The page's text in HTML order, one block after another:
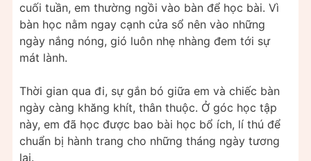
cuối tuần, em thường ngồi vào bàn để học bài. Vì
bàn học nằm ngay cạnh cửa sổ nên vào những
ngày nắng nóng, gió luôn nhẹ nhàng đem tới sự
mát lành.
Thời gian qua đi, sự gắn bó giữa em và chiếc bàn
ngày càng khăng khít, thân thuộc. Ở góc học tập
này, em đã học được bao bài học bổ ích, lí thú để
chuẩn bị hành trang cho những tháng ngày tương
lai.